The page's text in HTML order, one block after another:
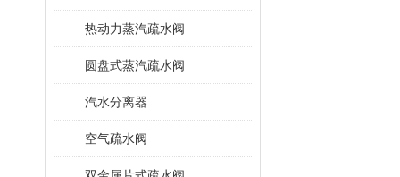
热动力蒸汽疏水阀
圆盘式蒸汽疏水阀
汽水分离器
空气疏水阀